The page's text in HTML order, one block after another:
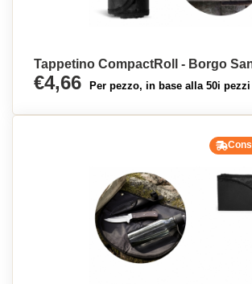
Tappetino CompactRoll - Borgo
€4,66 Per pezzo, in base alla 50i pezzi